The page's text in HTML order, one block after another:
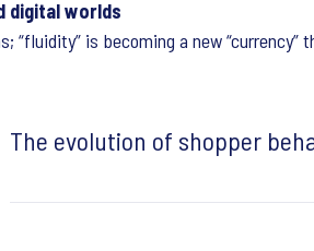
digital worlds
“fluidity” is becoming a new
The evolution of shopper